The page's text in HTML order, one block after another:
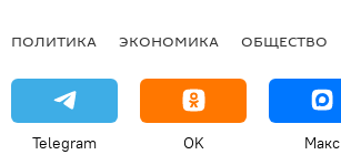
ПОЛИТИКА ЭКОНОМИКА ОБЩЕСТВО
Telegram OK Макс